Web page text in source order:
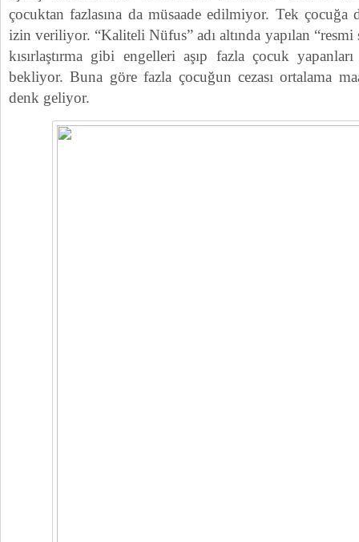
çocuktan fazlasına da müsaade edilmiyor. Tek çocuğa
izin veriliyor. “Kaliteli Nüfus” adı altında yapılan “resmi
kısırlaştırma gibi engelleri aşıp fazla çocuk
bekliyor. Buna göre fazla çocuğun cezası ortalama
denk geliyor.